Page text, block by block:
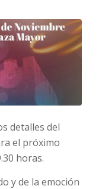
detalles del
el próximo
horas.
y de la emoción